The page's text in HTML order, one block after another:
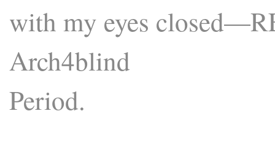
with my eyes
Arch4blind
Period.